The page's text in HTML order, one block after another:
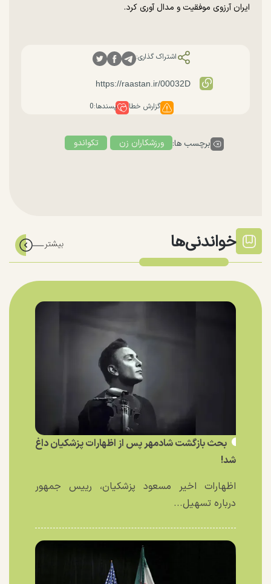
ایران آرزوی موفقیت و مدال آوری کرد.
اشتراک گذاری:
گزارش خطا پسندها:0
برچسب ها: ورزشکاران زن تکواندو
خواندنی‌ها
بحث بازگشت شادمهر پس از اظهارات پزشکیان داغ
شد!
اظهارات اخیر مسعود پزشکیان، رییس جمهور
درباره تسهیل...